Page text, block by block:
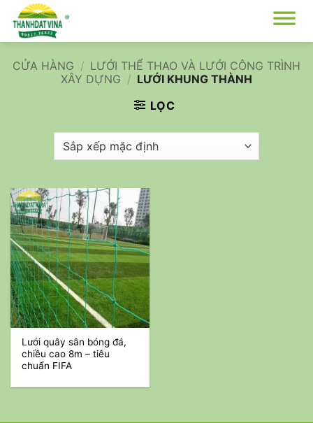
qua
nội
dungCỬA HÀNG / LƯỚI THỂ THAO VÀ LƯỚI CÔNG TRÌNH
XÂY DỰNG / LƯỚI KHUNG THÀNH
LỌC
Lưới quây sân bóng đá,
chiều cao 8m – tiêu
chuẩn FIFA